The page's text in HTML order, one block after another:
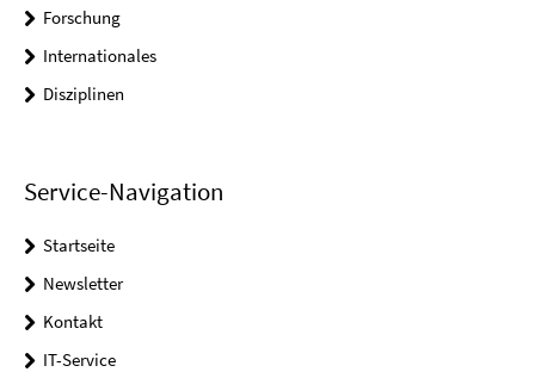
Forschung
Internationales
Disziplinen
Service-Navigation
Startseite
Newsletter
Kontakt
IT-Service